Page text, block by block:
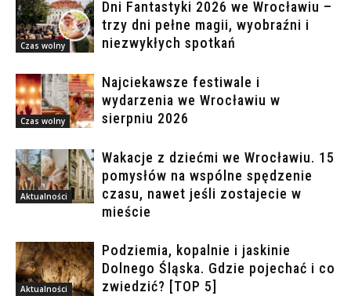
Czas wolny
Dni Fantastyki 2026 we Wrocławiu –
trzy dni pełne magii, wyobraźni i
niezwykłych spotkań
Czas wolny
Najciekawsze festiwale i
wydarzenia we Wrocławiu w
sierpniu 2026
Aktualności
Wakacje z dziećmi we Wrocławiu. 15
pomysłów na wspólne spędzenie
czasu, nawet jeśli zostajecie w
mieście
Aktualności
Podziemia, kopalnie i jaskinie
Dolnego Śląska. Gdzie pojechać i co
zwiedzić? [TOP 5]